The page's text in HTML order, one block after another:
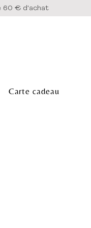
60 € d'achat
Carte cadeau